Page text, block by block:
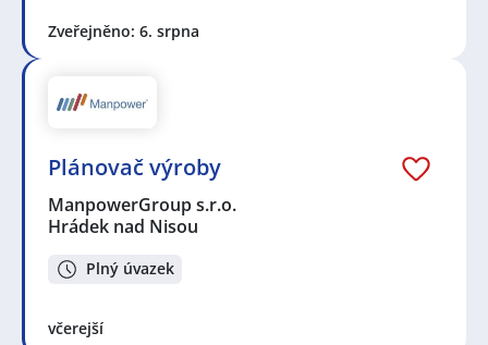
Zveřejněno: 6. srpna
Plánovač výroby
ManpowerGroup s.r.o.
Hrádek nad Nisou
Plný úvazek
včerejší